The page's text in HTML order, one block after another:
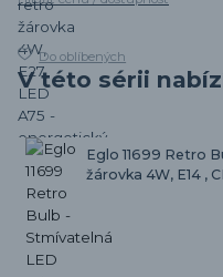
Do oblíbených
V této sérii
Eglo 11699 Retro
žárovka 4W, E14 ,